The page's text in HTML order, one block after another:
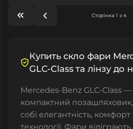
Сторінка 1 з 4
Купить скло фари
GLC-Class та лінзу до
Mercedes-Benz GLC-Class
компактний
собі елегантність, комфорт
технології. Фари